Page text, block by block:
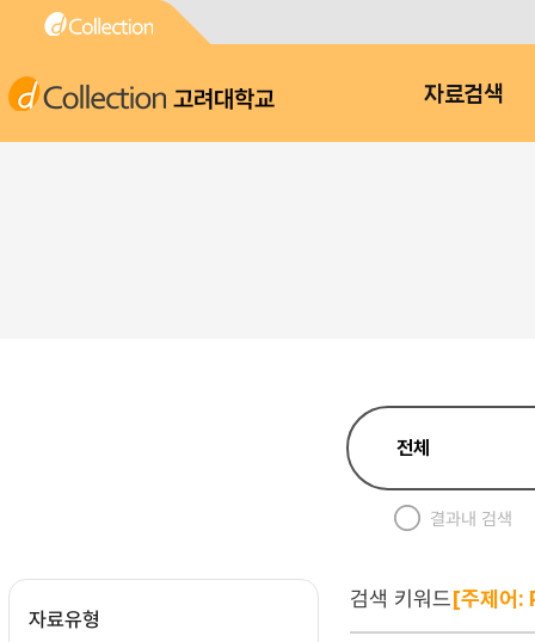
고려대학교 자료검색
결과내 검색
자료유형
검색 키워드[주제